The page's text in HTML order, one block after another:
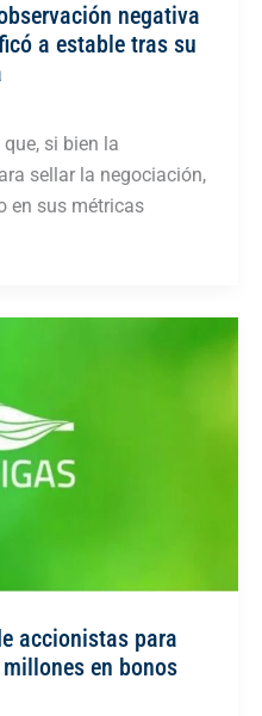
negativa
a estable tras su
si bien la
sellar la negociación,
en sus métricas
accionistas para
en bonos